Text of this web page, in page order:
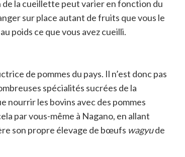
la cueillette peut varier en fonction du
sur place autant de fruits que vous le
poids ce que vous avez cueilli.
de pommes du pays. Il n’est donc pas
spécialités sucrées de la
nourrir les bovins avec des pommes
par vous-même à Nagano, en allant
son propre élevage de bœufs wagyude